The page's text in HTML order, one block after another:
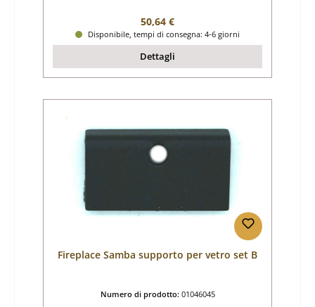
Prezzo normale:
50,64 €
Disponibile, tempi di consegna: 4-6 giorni
Dettagli
Fireplace Samba supporto per vetro set B
Numero di prodotto: 01046045